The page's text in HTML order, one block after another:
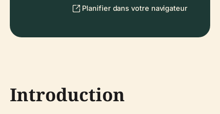
Planifier dans votre navigateur
Introduction